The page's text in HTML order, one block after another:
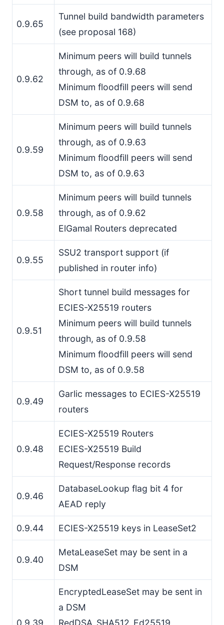
0.9.65
Tunnel build bandwidth parameters
(see proposal 168)
0.9.62
Minimum peers will build tunnels
through, as of 0.9.68
Minimum floodfill peers will send
DSM to, as of 0.9.68
0.9.59
Minimum peers will build tunnels
through, as of 0.9.63
Minimum floodfill peers will send
DSM to, as of 0.9.63
0.9.58
Minimum peers will build tunnels
through, as of 0.9.62
ElGamal Routers deprecated
0.9.55
SSU2 transport support (if
published in router info)
0.9.51
Short tunnel build messages for
ECIES-X25519 routers
Minimum peers will build tunnels
through, as of 0.9.58
Minimum floodfill peers will send
DSM to, as of 0.9.58
0.9.49
Garlic messages to ECIES-X25519
routers
0.9.48
ECIES-X25519 Routers
ECIES-X25519 Build
Request/Response records
0.9.46
DatabaseLookup flag bit 4 for
AEAD reply
0.9.44 ECIES-X25519 keys in LeaseSet2
0.9.40
MetaLeaseSet may be sent in a
DSM
0.9.39
EncryptedLeaseSet may be sent in
a DSM
RedDSA_SHA512_Ed25519